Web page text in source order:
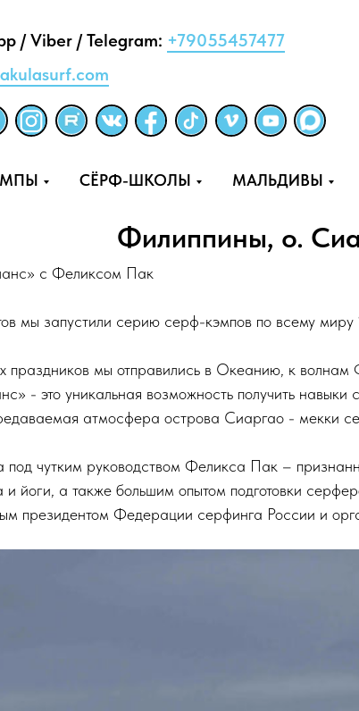
/ Viber / Telegram: +79055457477
СЁРФ-ШКОЛЫ МАЛЬДИВЫ
Филиппины, о.
с Феликсом Пак
мы запустили серию серф-кэмпов по всему
праздников мы отправились в Океанию, к волнам
- это уникальная возможность получить навыки
атмосфера острова Сиаргао - мекки
под чутким руководством Феликса Пак –
и йоги, а также большим опытом подготовки
президентом Федерации серфинга России и